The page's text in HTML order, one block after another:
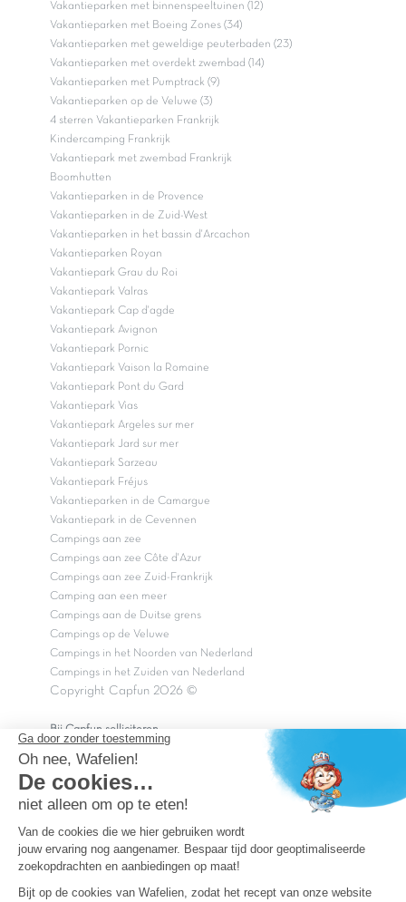
Vakantieparken met binnenspeeltuinen (12)
Vakantieparken met Boeing Zones (34)
Vakantieparken met geweldige peuterbaden (23)
Vakantieparken met overdekt zwembad (14)
Vakantieparken met Pumptrack (9)
Vakantieparken op de Veluwe (3)
4 sterren Vakantieparken Frankrijk
Kindercamping Frankrijk
Vakantiepark met zwembad Frankrijk
Boomhutten
Vakantieparken in de Provence
Vakantieparken in de Zuid-West
Vakantieparken in het bassin d'Arcachon
Vakantieparken Royan
Vakantiepark Grau du Roi
Vakantiepark Valras
Vakantiepark Cap d'agde
Vakantiepark Avignon
Vakantiepark Pornic
Vakantiepark Vaison la Romaine
Vakantiepark Pont du Gard
Vakantiepark Vias
Vakantiepark Argeles sur mer
Vakantiepark Jard sur mer
Vakantiepark Sarzeau
Vakantiepark Fréjus
Vakantieparken in de Camargue
Vakantiepark in de Cevennen
Campings aan zee
Campings aan zee Côte d'Azur
Campings aan zee Zuid-Frankrijk
Camping aan een meer
Campings aan de Duitse grens
Campings op de Veluwe
Campings in het Noorden van Nederland
Campings in het Zuiden van Nederland
Copyright Capfun 2026 ©
Bij Capfun solliciteren
Dutchbox Vakantiepark
Superdeals
Capfun in de media
Carabouille.nl
Wettelijke bepalingen
Algemene reisvoorwaarden